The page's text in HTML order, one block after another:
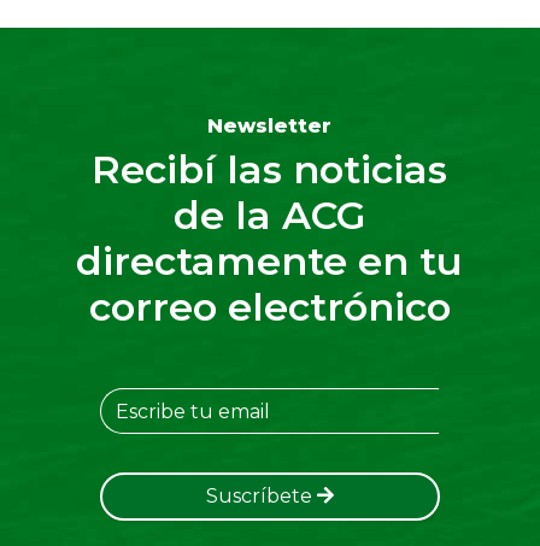
Newsletter
Recibí las noticias
de la ACG
directamente en tu
correo electrónico
Suscríbete